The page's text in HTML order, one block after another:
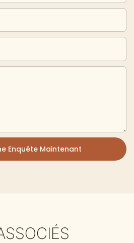
Enquête Maintenant